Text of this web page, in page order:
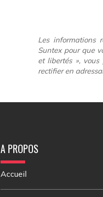
Les informations
Suntex pour que
et libertés »,
rectifier en
A PROPOS
Accueil